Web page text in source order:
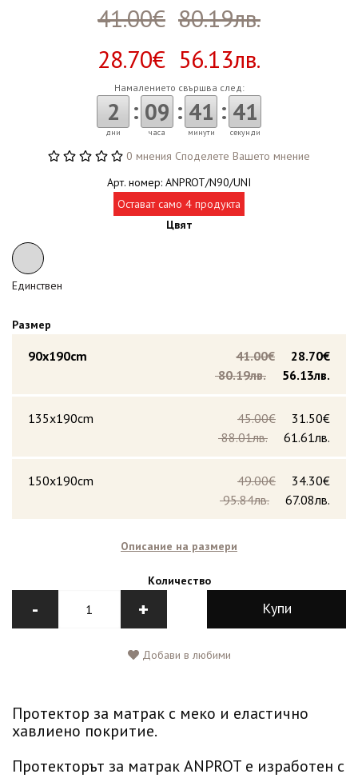
41.00€ 80.19лв.
28.70€ 56.13лв.
Намалението свършва след:
2
дни
: 09
часа
: 41
минути
: 41
секунди
0 мнения Споделете Вашето мнение
Арт. номер: ANPROT/N90/UNI
Остават само 4 продукта
Цвят
Единствен
Размер
90x190cm 28.70€
41.00€
56.13лв.
80.19лв.
135x190cm 31.50€
45.00€
61.61лв.
88.01лв.
150x190cm 34.30€
49.00€
67.08лв.
95.84лв.
Описание на размери
Количество
- + Купи
Добави в любими
Протектор за матрак с меко и еластично
хавлиено покритие.
Протекторът за матрак ANPROT е изработен с